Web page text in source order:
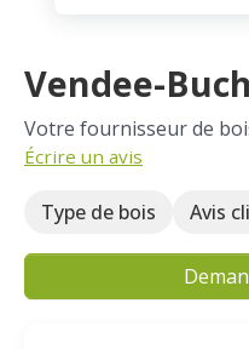
Vendee-
Votre fournisseur de
Écrire un avis
Type de bois Avis